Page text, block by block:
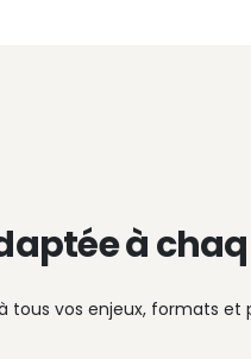
à
tous vos enjeux, formats et